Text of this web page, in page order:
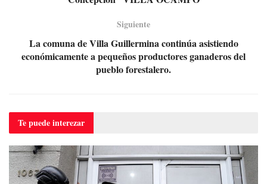
Siguiente
La comuna de Villa Guillermina continúa asistiendo
económicamente a pequeños productores ganaderos del
pueblo forestalero.
Te puedeinterezar